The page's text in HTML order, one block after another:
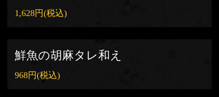
1,628円(税込)
鮮魚の胡麻タレ和え
968円(税込)